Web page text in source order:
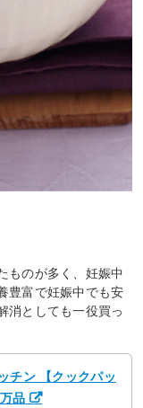
ものが多く、妊娠中
豊富で妊娠中でも安
消としても一役買っ
チン 【クックパッ
品